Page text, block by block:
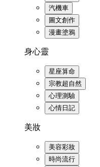
汽機車
圖文創作
漫畫塗鴉
身心靈
星座算命
宗教超自然
心理測驗
心情日記
美妝
美容彩妝
時尚流行